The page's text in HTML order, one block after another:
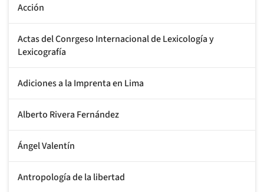
Acción
Actas del Conrgeso Internacional de Lexicología y
Lexicografía
Adiciones a la Imprenta en Lima
Alberto Rivera Fernández
Ángel Valentín
Antropología de la libertad